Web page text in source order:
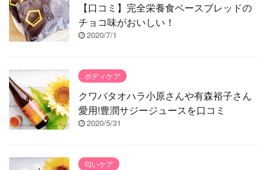
【口コミ】完全栄養食ベースブレッドの
チョコ味がおいしい！
2020/7/1
ボディケア
クワバタオハラ小原さんや有森裕子さん
愛用!豊潤サジージュースを口コミ
2020/5/31
匂いケア